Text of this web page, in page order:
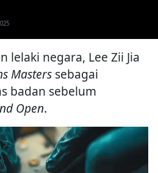
lelaki negara, Lee Zii Jia
Masters sebagai
badan sebelum
Open.